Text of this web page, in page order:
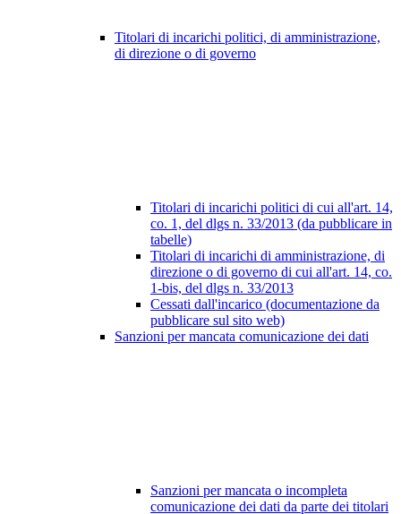
Titolari di incarichi politici, di amministrazione,
di direzione o di governo
Titolari di incarichi politici di cui all'art. 14,
co. 1, del dlgs n. 33/2013 (da pubblicare in
tabelle)
Titolari di incarichi di amministrazione, di
direzione o di governo di cui all'art. 14, co.
1-bis, del dlgs n. 33/2013
Cessati dall'incarico (documentazione da
pubblicare sul sito web)
Sanzioni per mancata comunicazione dei dati
Sanzioni per mancata o incompleta
comunicazione dei dati da parte dei titolari